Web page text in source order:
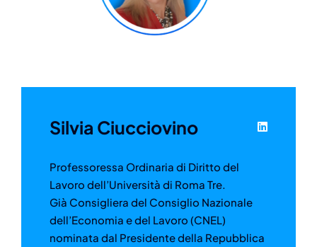
Silvia Ciucciovino
Professoressa Ordinaria di Diritto del
Lavoro dell’Università di Roma Tre.
Già Consigliera del Consiglio Nazionale
dell’Economia e del Lavoro (CNEL)
nominata dal Presidente della Repubblica